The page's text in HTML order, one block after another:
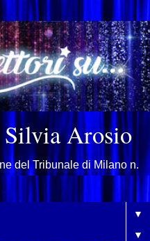
Arosio
del Tribunale di Milano n.
▼
▼